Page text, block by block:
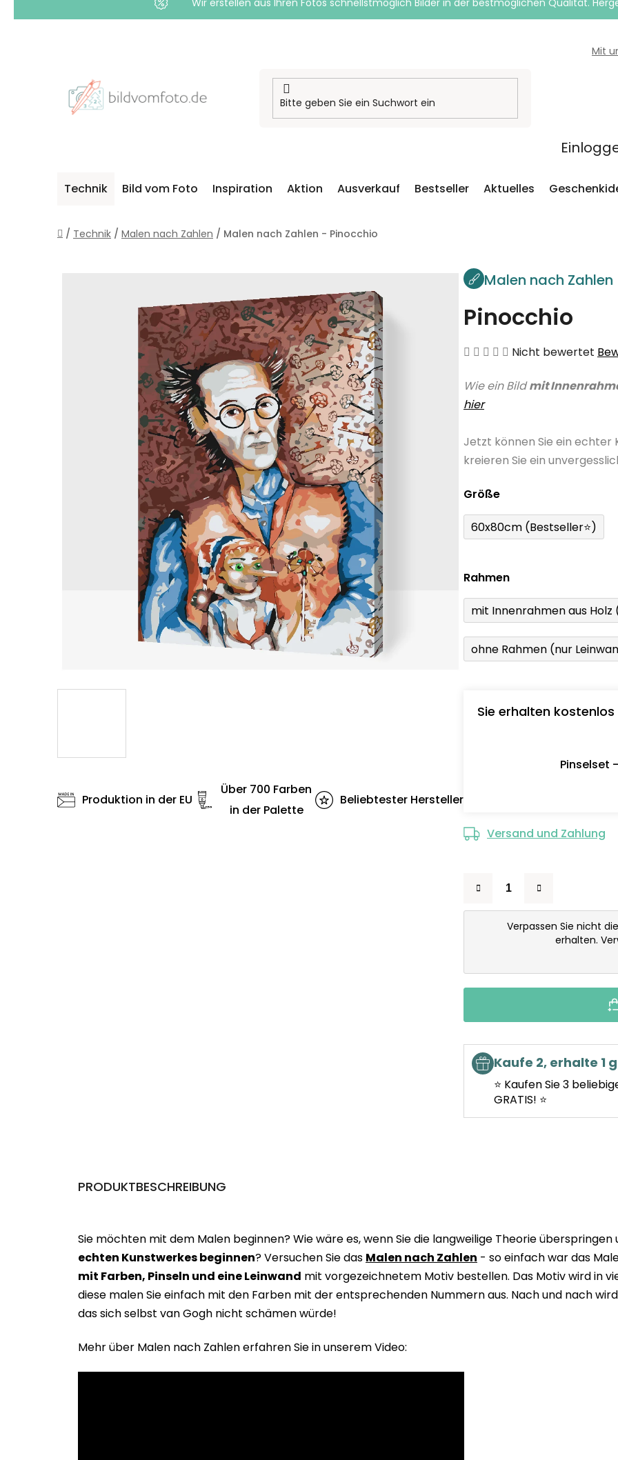
Wir erstellen aus Ihren Fotos schnellstmöglich Bilder in der bestmöglichen Qualität.
Mit
Technik Bild vom Foto Inspiration Aktion Ausverkauf Bestseller Aktuelles
Startseite
/ Technik / Malen nach Zahlen / Malen nach Zahlen - Pinocchio
Malen nach Zahlen
Pinocchio
Die
Produktbewertung
von
5
Nicht bewertet
Wie ein Bildmit
hier
Jetzt können Sie ein echter
kreieren Sie ein
Größe
60x80cm (Bestseller⭐)
Rahmen
mit Innenrahmen aus
ohne Rahmen (nur
Sie erhalten kostenlos
Pinselset
Versand und Zahlung
Verpassen Sie nicht
erhalten.
Kaufe 2, erhalte 1
⭐ Kaufen Sie 3
GRATIS! ⭐
Produktion in der EU
Über 700 Farben
in der Palette
Beliebtester Hersteller
PRODUKTBESCHREIBUNG
Sie möchten mit dem Malen beginnen? Wie wäre es, wenn Sie die langweilige Theorie überspringen
echten Kunstwerkes beginnen? Versuchen Sie das Malen nach Zahlen - so einfach war das
mit Farben, Pinseln und eine Leinwand mit vorgezeichnetem Motiv bestellen. Das Motiv wird in
diese malen Sie einfach mit den Farben mit der entsprechenden Nummern aus. Nach und nach
das sich selbst van Gogh nicht schämen würde!
Mehr über Malen nach Zahlen erfahren Sie in unserem Video: